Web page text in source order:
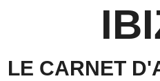
LE CARNET